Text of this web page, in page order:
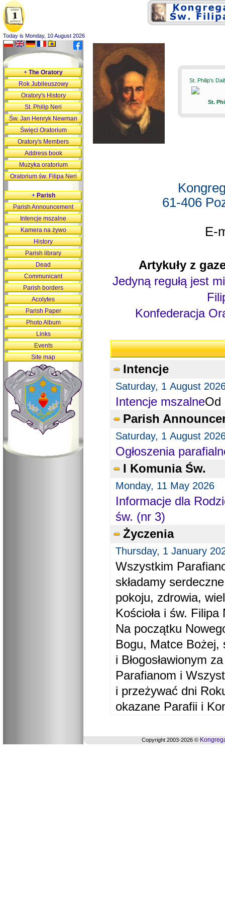
Today is Monday, 10 August 2026
St. Philip's
St.
61-406
E-
Artykuły z
Jedyną regułą jest
Konfederacja
Intencje
Saturday, 1 August
Intencje mszalneOd
Parish
Saturday, 1 August
Ogłoszenia
I Komunia Św.
Monday, 11 May 2026
Informacje dla
św. (nr 3)
Życzenia
Thursday, 1 January
Wszystkim
składamy
pokoju, zdrowia,
Kościoła i św. Filipa
Na początku
Bogu, Matce Bożej,
i Błogosławionym
Parafianom i
i przeżywać dni
okazane Parafii i
+The Oratory
Rok Jubileuszowy
Oratory's History
St. Philip Neri
Św. Jan Henryk Newman
Święci Oratorium
Oratory's Members
Address book
Muzyka oratorium
Oratorium św. Filipa Neri
+Parish
Parish Announcement
Intencje mszalne
Kamera na żywo
History
Parish library
Dead
Communicant
Parish borders
Acolytes
Parish Paper
Photo Album
Links
Events
Site map
Copyright 2003-2026 ©